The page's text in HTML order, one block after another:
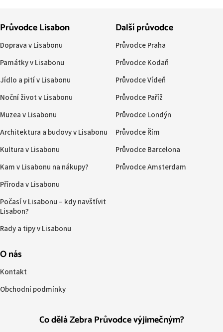
Co dělá Zebra Průvodce výjimečným?
Průvodce Lisabon
Doprava v Lisabonu
Památky v Lisabonu
Jídlo a pití v Lisabonu
Noční život v Lisabonu
Muzea v Lisabonu
Architektura a budovy v Lisabonu
Kultura v Lisabonu
Kam v Lisabonu na nákupy?
Příroda v Lisabonu
Počasí v Lisabonu – kdy navštívit
Lisabon?
Rady a tipy v Lisabonu
Další průvodce
Průvodce Praha
Průvodce Kodaň
Průvodce Vídeň
Průvodce Paříž
Průvodce Londýn
Průvodce Řím
Průvodce Barcelona
Průvodce Amsterdam
O nás
Kontakt
Obchodní podmínky